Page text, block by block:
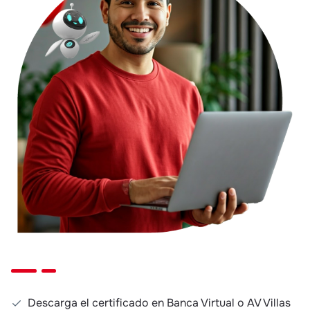
Descarga el certificado en Banca Virtual o AV Villas